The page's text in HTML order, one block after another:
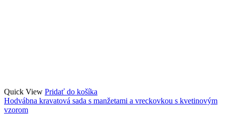
Quick View Pridať do košíka
Hodvábna kravatová sada s manžetami a vreckovkou s kvetinovým
vzorom